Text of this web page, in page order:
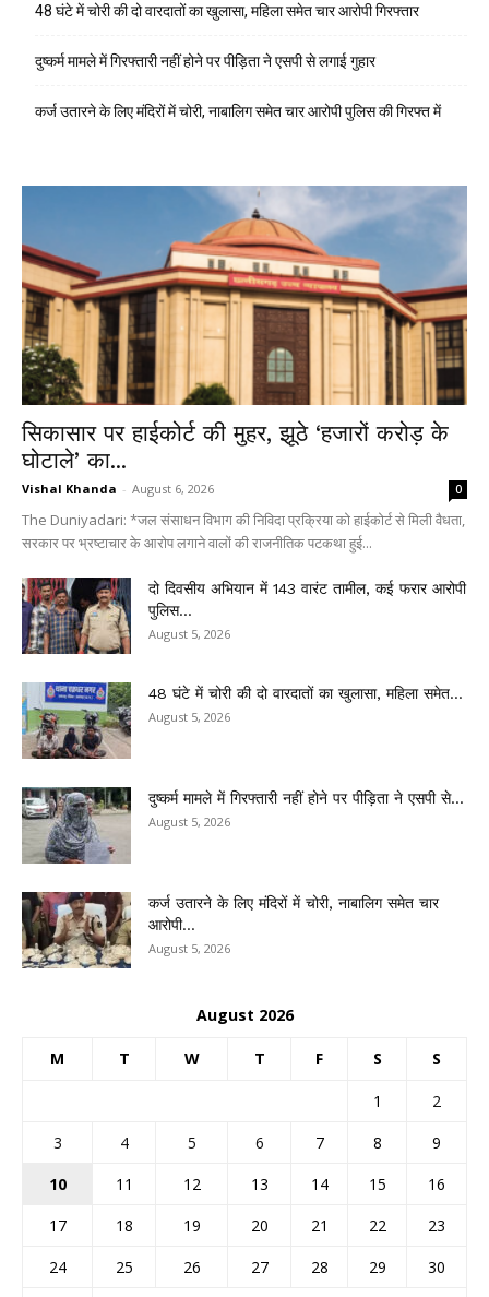
48 घंटे में चोरी की दो वारदातों का खुलासा, महिला समेत चार आरोपी गिरफ्तार
दुष्कर्म मामले में गिरफ्तारी नहीं होने पर पीड़िता ने एसपी से लगाई गुहार
कर्ज उतारने के लिए मंदिरों में चोरी, नाबालिग समेत चार आरोपी पुलिस की गिरफ्त में
सिकासार पर हाईकोर्ट की मुहर, झूठे ‘हजारों करोड़ के
घोटाले’ का...
Vishal Khanda - August 6, 2026 0
The Duniyadari: *जल संसाधन विभाग की निविदा प्रक्रिया को हाईकोर्ट से मिली वैधता,
सरकार पर भ्रष्टाचार के आरोप लगाने वालों की राजनीतिक पटकथा हुई...
दो दिवसीय अभियान में 143 वारंट तामील, कई फरार आरोपी
पुलिस...
August 5, 2026
48 घंटे में चोरी की दो वारदातों का खुलासा, महिला समेत...
August 5, 2026
दुष्कर्म मामले में गिरफ्तारी नहीं होने पर पीड़िता ने एसपी से...
August 5, 2026
कर्ज उतारने के लिए मंदिरों में चोरी, नाबालिग समेत चार
आरोपी...
August 5, 2026
August 2026
M T W T F S S
1
2
3
4 5 6 7 8
9
10
11 12 13 14 15
16
17
18 19 20 21 22
23
24
25 26 27 28 29
30